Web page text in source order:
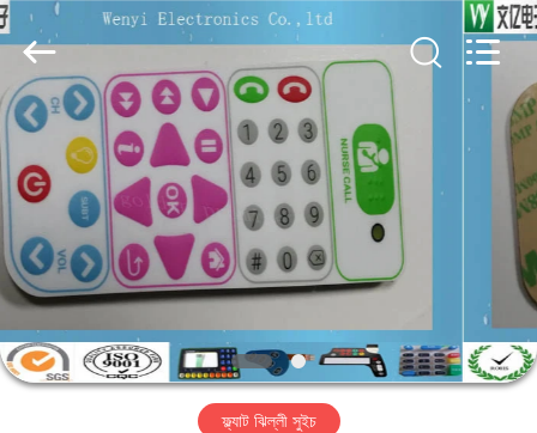
বাড়ি
পণ্য
আমাদের
সম্পর্কে
কারখানা
Jinyuanhang
Electronic
Technology
Co.,
Rights
Reserved.
ফ্ল্যাট ঝিল্লী সুইচ